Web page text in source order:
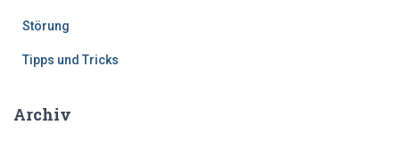
Störung
Tipps und Tricks
Archiv